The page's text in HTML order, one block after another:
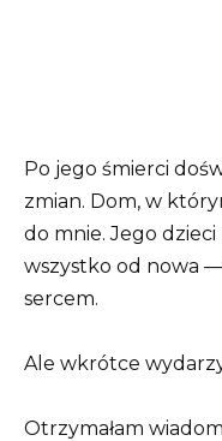
Po jego śmierci
zmian. Dom, w
do mnie. Jego dzieci
wszystko od nowa
sercem.
Ale wkrótce
Otrzymałam